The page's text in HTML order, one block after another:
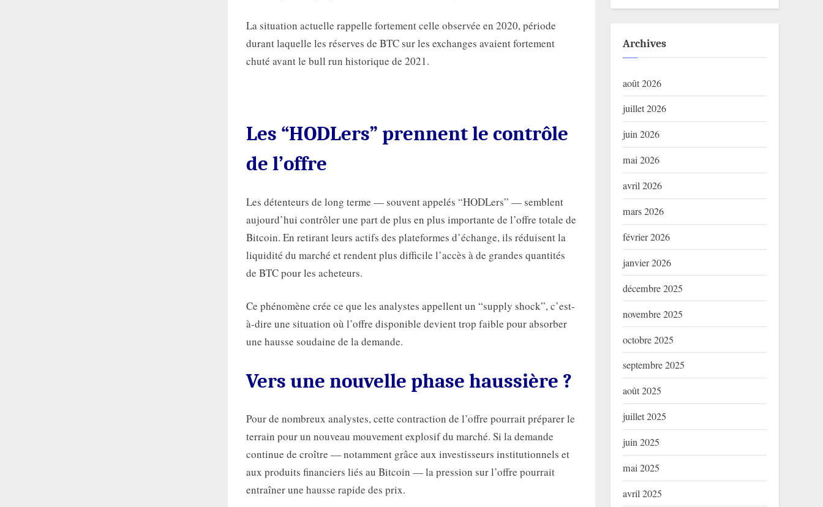
La situation actuelle rappelle fortement celle observée en 2020, période
durant laquelle les réserves de BTC sur les exchanges avaient fortement
chuté avant le bull run historique de 2021.
Les “HODLers” prennent le contrôle
de l’offre
Les détenteurs de long terme — souvent appelés “HODLers” — semblent
aujourd’hui contrôler une part de plus en plus importante de l’offre totale de
Bitcoin. En retirant leurs actifs des plateformes d’échange, ils réduisent la
liquidité du marché et rendent plus difficile l’accès à de grandes quantités
de BTC pour les acheteurs.
Ce phénomène crée ce que les analystes appellent un “supply shock”, c’est-
à-dire une situation où l’offre disponible devient trop faible pour absorber
une hausse soudaine de la demande.
Vers une nouvelle phase haussière ?
Pour de nombreux analystes, cette contraction de l’offre pourrait préparer le
terrain pour un nouveau mouvement explosif du marché. Si la demande
continue de croître — notamment grâce aux investisseurs institutionnels et
aux produits financiers liés au Bitcoin — la pression sur l’offre pourrait
entraîner une hausse rapide des prix.
Archives
août 2026
juillet 2026
juin 2026
mai 2026
avril 2026
mars 2026
février 2026
janvier 2026
décembre 2025
novembre 2025
octobre 2025
septembre 2025
août 2025
juillet 2025
juin 2025
mai 2025
avril 2025